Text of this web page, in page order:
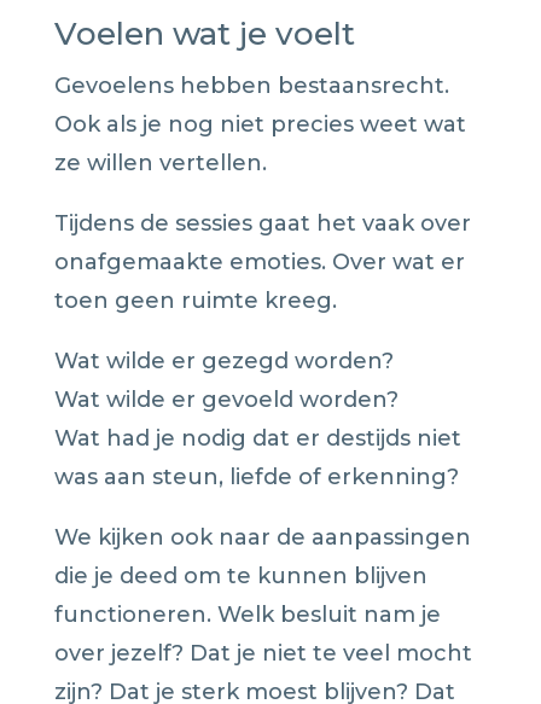
Voelen wat je voelt
Gevoelens hebben bestaansrecht.
Ook als je nog niet precies weet wat
ze willen vertellen.
Tijdens de sessies gaat het vaak over
onafgemaakte emoties. Over wat er
toen geen ruimte kreeg.
Wat wilde er gezegd worden?
Wat wilde er gevoeld worden?
Wat had je nodig dat er destijds niet
was aan steun, liefde of erkenning?
We kijken ook naar de aanpassingen
die je deed om te kunnen blijven
functioneren. Welk besluit nam je
over jezelf? Dat je niet te veel mocht
zijn? Dat je sterk moest blijven? Dat